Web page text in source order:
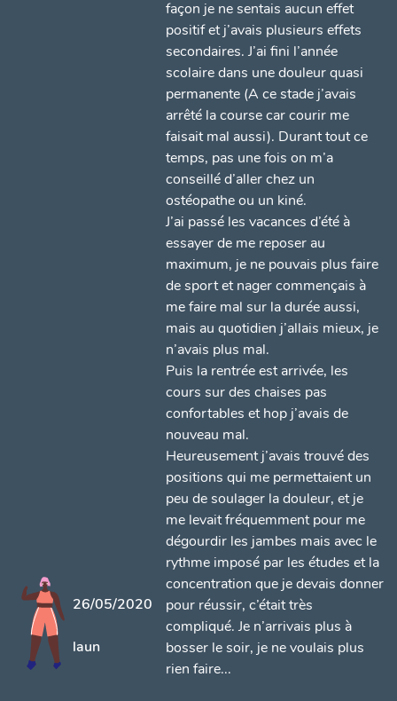
26/05/2020
laun
façon je ne sentais aucun effet
positif et j’avais plusieurs effets
secondaires. J’ai fini l’année
scolaire dans une douleur quasi
permanente (A ce stade j’avais
arrêté la course car courir me
faisait mal aussi). Durant tout ce
temps, pas une fois on m’a
conseillé d’aller chez un
ostéopathe ou un kiné.
J’ai passé les vacances d’été à
essayer de me reposer au
maximum, je ne pouvais plus faire
de sport et nager commençais à
me faire mal sur la durée aussi,
mais au quotidien j’allais mieux, je
n’avais plus mal.
Puis la rentrée est arrivée, les
cours sur des chaises pas
confortables et hop j’avais de
nouveau mal.
Heureusement j’avais trouvé des
positions qui me permettaient un
peu de soulager la douleur, et je
me levait fréquemment pour me
dégourdir les jambes mais avec le
rythme imposé par les études et la
concentration que je devais donner
pour réussir, c’était très
compliqué. Je n’arrivais plus à
bosser le soir, je ne voulais plus
rien faire...